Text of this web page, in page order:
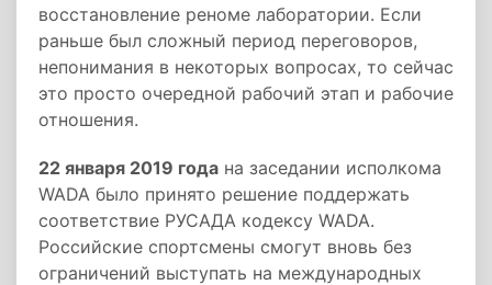
восстановление реноме лаборатории. Если
раньше был сложный период переговоров,
непонимания в некоторых вопросах, то сейчас
это просто очередной рабочий этап и рабочие
отношения.
22 января 2019 года на заседании исполкома
WADA было принято решение поддержать
соответствие РУСАДА кодексу WADA.
Российские спортсмены смогут вновь без
ограничений выступать на международных